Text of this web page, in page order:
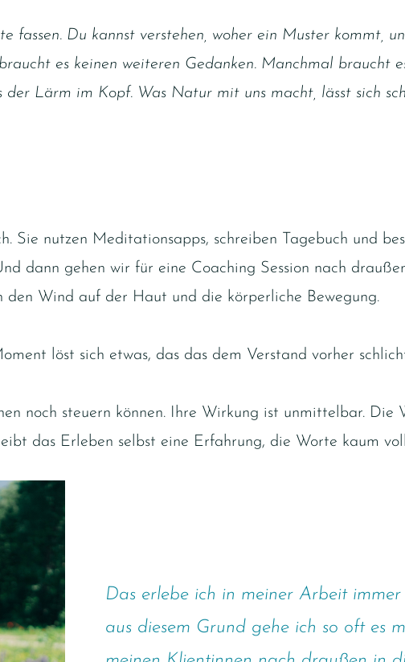
fassen. Du kannst verstehen, woher ein Muster kommt,
es keinen weiteren Gedanken. Manchmal braucht
Lärm im Kopf. Was Natur mit uns macht, lässt sich
Sie nutzen Meditationsapps, schreiben Tagebuch und
dann gehen wir für eine Coaching Session nach
den Wind auf der Haut und die körperliche Bewegung.
löst sich etwas, das das dem Verstand vorher
noch steuern können. Ihre Wirkung ist unmittelbar. Die
das Erleben selbst eine Erfahrung, die Worte kaum
Das erlebe ich in meiner Arbeit
aus diesem Grund gehe ich so oft es